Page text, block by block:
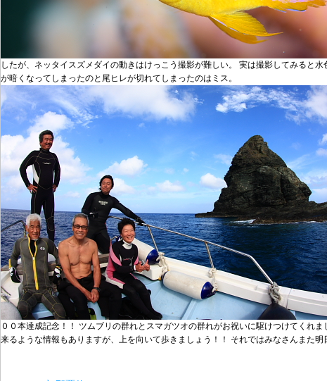
したが、ネッタイスズメダイの動きはけっこう撮影が難しい。 実は撮影してみると
が暗くなってしまったのと尾ヒレが切れてしまったのはミス。
００本達成記念！！ ツムブリの群れとスマガツオの群れがお祝いに駆けつけてくれ
来るような情報もありますが、上を向いて歩きましょう！！ それではみなさんまた明